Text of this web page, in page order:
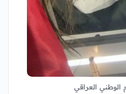
الوطني العراقي